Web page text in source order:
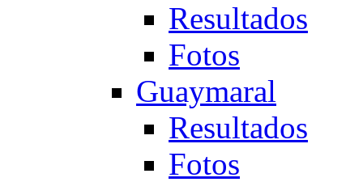
Resultados
Fotos
Guaymaral
Resultados
Fotos